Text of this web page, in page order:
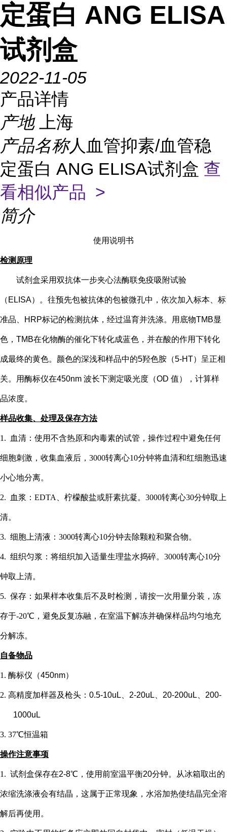
定蛋白 ANG ELISA
试剂盒
2022-11-05
产品详情
产地
上海
产品名称人血管抑素/血管稳
定蛋白 ANG ELISA试剂盒 查
看相似产品 >
简介
使用说明书
检测原理
试剂盒采用双抗体一步夹心法酶联免疫吸附试验
（ ELISA）。往预先包被抗体的包被微孔中，依次加入标本、标
准品、HRP标记的检测抗体，经过温育并洗涤。用底物TMB显
色，TMB在化物酶的催化下转化成蓝色，并在酸的作用下转化
成最终的黄色。颜色的深浅和样品中的5羟色胺（5-HT） 呈正相
关。用酶标仪在450nm 波长下测定吸光度（OD 值），计算样
品浓度。
样品收集、处理及保存方法
1. 血清：使用不含热原和内毒素的试管，操作过程中避免任何
细胞刺激，收集血液后，3000转离心10分钟将血清和红细胞迅速
小心地分离。
2. 血浆：EDTA、柠檬酸盐或肝素抗凝。3000转离心30分钟取上
清。
3. 细胞上清液：3000转离心10分钟去除颗粒和聚合物。
4. 组织匀浆：将组织加入适量生理盐水捣碎。3000转离心10分
钟取上清。
5. 保存：如果样本收集后不及时检测，请按一次用量分装，冻
存于-20℃，避免反复冻融，在室温下解冻并确保样品均匀地充
分解冻。
自备物品
1. 酶标仪（450nm）
2. 高精度加样器及枪头： 0.5-10uL、2-20uL、20-200uL、200-
1000uL
3. 37℃恒温箱
操作注意事项
1. 试剂盒保存在2-8℃，使用前室温平衡20分钟。从冰箱取出的
浓缩洗涤液会有结晶，这属于正常现象，水浴加热使结晶完全溶
解后再使用。